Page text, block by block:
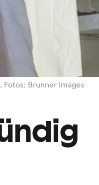
Brunner Images